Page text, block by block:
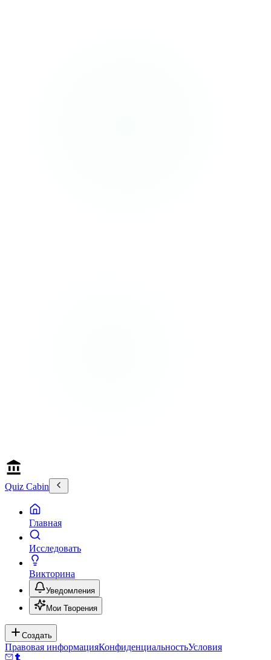
Quiz Cabin
Главная
Исследовать
Викторина
Уведомления
Мои Творения
Создать
Правовая информацияКонфиденциальностьУсловия